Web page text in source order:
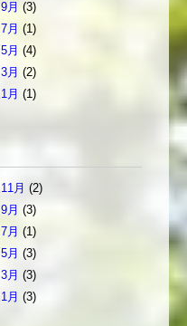
9月 (3)
7月 (1)
5月 (4)
3月 (2)
1月 (1)
11月 (2)
9月 (3)
7月 (1)
5月 (3)
3月 (3)
1月 (3)